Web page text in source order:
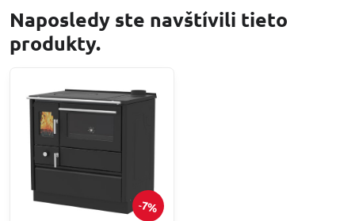
Naposledy ste navštívili tieto
produkty.
7%